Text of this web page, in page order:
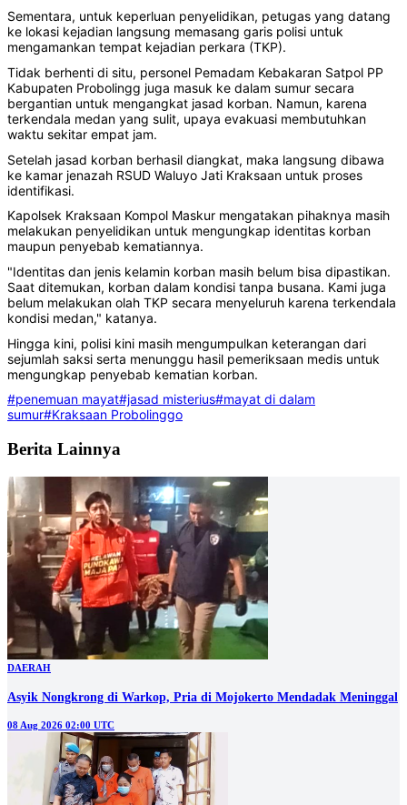
Sementara, untuk keperluan penyelidikan, petugas yang datang
ke lokasi kejadian langsung memasang garis polisi untuk
mengamankan tempat kejadian perkara (TKP).
Tidak berhenti di situ, personel Pemadam Kebakaran Satpol PP
Kabupaten Probolingg juga masuk ke dalam sumur secara
bergantian untuk mengangkat jasad korban. Namun, karena
terkendala medan yang sulit, upaya evakuasi membutuhkan
waktu sekitar empat jam.
Setelah jasad korban berhasil diangkat, maka langsung dibawa
ke kamar jenazah RSUD Waluyo Jati Kraksaan untuk proses
identifikasi.
Kapolsek Kraksaan Kompol Maskur mengatakan pihaknya masih
melakukan penyelidikan untuk mengungkap identitas korban
maupun penyebab kematiannya.
‎‎"Identitas dan jenis kelamin korban masih belum bisa dipastikan.
Saat ditemukan, korban dalam kondisi tanpa busana. Kami juga
belum melakukan olah TKP secara menyeluruh karena terkendala
kondisi medan," katanya.
Hingga kini, p‎olisi kini masih mengumpulkan keterangan dari
sejumlah saksi serta menunggu hasil pemeriksaan medis untuk
mengungkap penyebab kematian korban.
#penemuan mayat#jasad misterius#mayat di dalam
sumur#Kraksaan Probolinggo
Berita Lainnya
DAERAH
Asyik Nongkrong di Warkop, Pria di Mojokerto Mendadak Meninggal
08 Aug 2026 02:00 UTC